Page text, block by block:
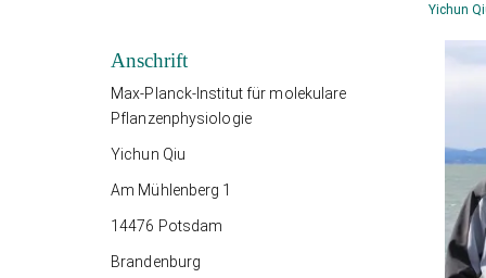
Yichun
Anschrift
Max-Planck-Institut für molekulare
Pflanzenphysiologie
Yichun Qiu
Am Mühlenberg 1
14476 Potsdam
Brandenburg